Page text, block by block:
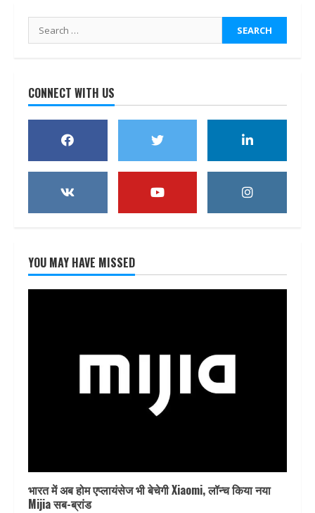
Search
for:
CONNECT WITH US
YOU MAY HAVE MISSED
भारत में अब होम एप्लायंसेज भी बेचेगी Xiaomi, लॉन्च किया नया
Mijia सब-ब्रांड